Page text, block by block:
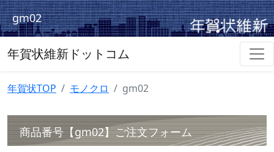
gm02
年賀状維新ドットコム
年賀状TOP モノクロ gm02
商品番号【gm02】ご注文フォーム